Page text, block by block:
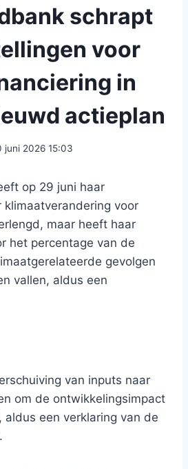
schrapt
voor
in
actieplan
juni 2026 15:03
op 29 juni haar
klimaatverandering voor
maar heeft haar
het percentage van de
gevolgen
vallen, aldus een
van inputs naar
om de ontwikkelingsimpact
aldus een verklaring van de